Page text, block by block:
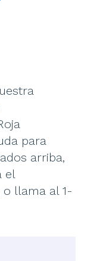
para
arriba,
el
llama al 1-